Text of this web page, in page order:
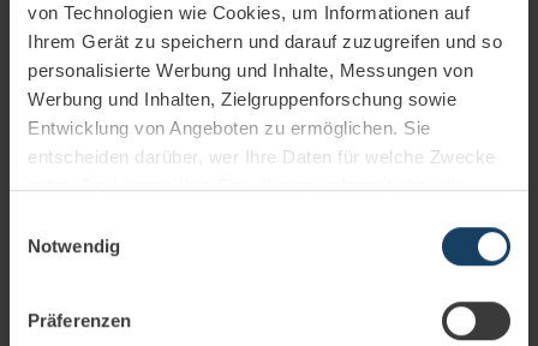
von Technologien wie Cookies, um Informationen auf
Ihrem Gerät zu speichern und darauf zuzugreifen und so
personalisierte Werbung und Inhalte, Messungen von
Werbung und Inhalten, Zielgruppenforschung sowie
Entwicklung von Angeboten zu ermöglichen. Sie
entscheiden darüber, wer Ihre Daten für welche Zwecke
nutzt. Sie können Ihre Einwilligung jederzeit über die
Trigger Symbol ändern oder widerrufen
Informationen über Ihre geografische Lage
Notwendig
Präferenzen
Network Engineer